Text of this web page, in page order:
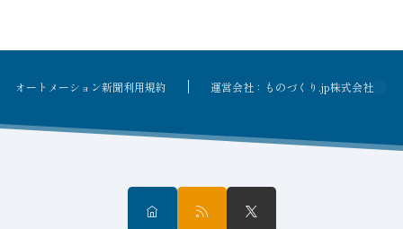
オートメーション新聞利用規約 運営会社：ものづくり.jp株式会社